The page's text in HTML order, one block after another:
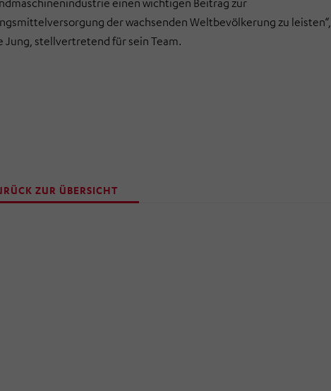
einen wichtigen Beitrag zur
der wachsenden Weltbevölkerung zu leisten“,
Jung, stellvertretend für sein Team.
ZUR ÜBERSICHT